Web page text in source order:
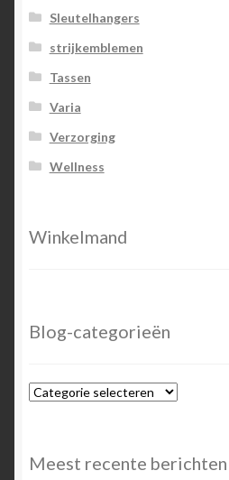
Sleutelhangers
strijkemblemen
Tassen
Varia
Verzorging
Wellness
Winkelmand
Blog-categorieën
Blog-
Meest recente berichten